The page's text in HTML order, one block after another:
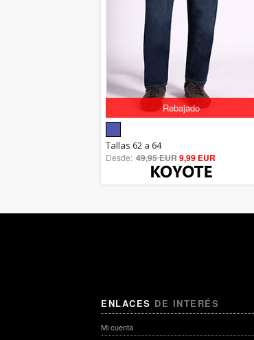
Rebajado
5.00
out of 5
Tallas 62 a 64
Desde: 49,95 EUR9,99 EUR
ENLACES DE INTERÉS
Mi cuenta